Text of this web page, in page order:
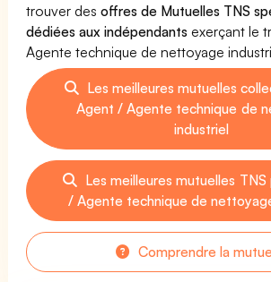
trouver desoffres de Mutuelles TNS
dédiées aux indépendants exerçant le
Agente technique de nettoyage
Les meilleures mutuelles
Agent / Agente technique de
industriel
Les meilleures mutuelles
/ Agente technique de
Comprendre la